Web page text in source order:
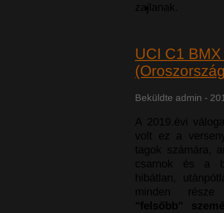
zajlanak.
UCI C1
Beküldte admin -
A 2019.évi
volt ez a
tagok számára,
csarnok és a
hibátlan,
minden része
"felsőbb"